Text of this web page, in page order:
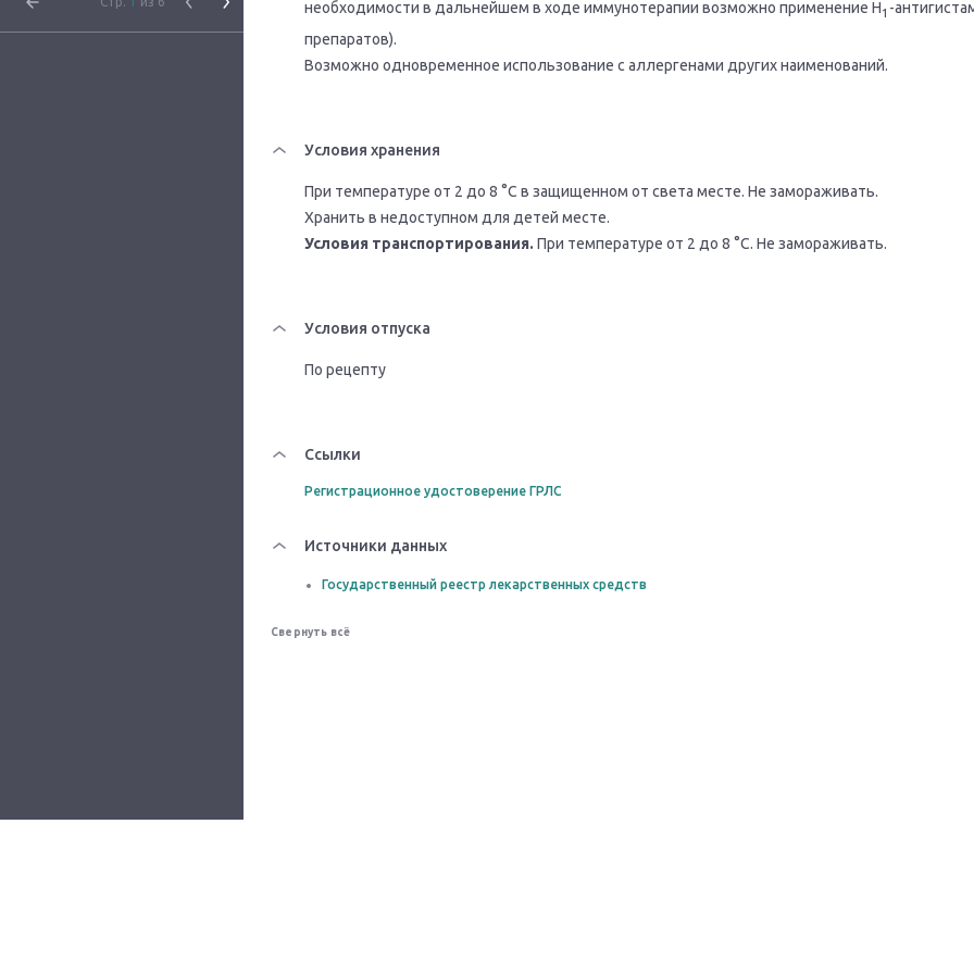
необходимости в дальнейшем в ходе иммунотерапии возможно применение Н1 -
препаратов).
Возможно одновременное использование с аллергенами других наименований.
Условия хранения
При температуре от 2 до 8 °С в защищенном от света месте. Не замораживать.
Хранить в недоступном для детей месте.
Условия транспортирования. При температуре от 2 до 8 °С. Не замораживать.
Условия отпуска
По рецепту
Ссылки
Регистрационное удостоверение ГРЛС
Источники данных
Государственный реестр лекарственных средств
Свернуть всё